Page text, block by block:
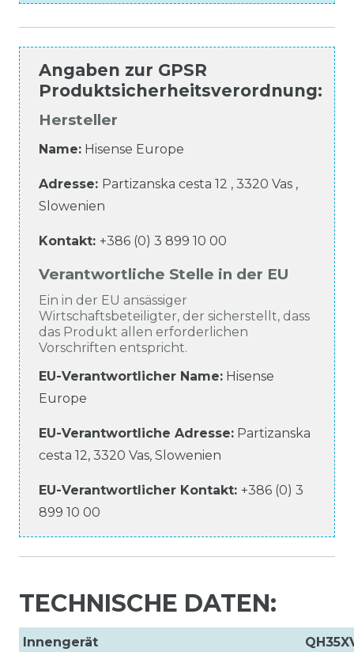
Angaben zur GPSR
Produktsicherheitsverordnung:
Hersteller
Name: Hisense Europe
Adresse: Partizanska cesta 12 , 3320 Vas ,
Slowenien
Kontakt: +386 (0) 3 899 10 00
Verantwortliche Stelle in der EU
Ein in der EU ansässiger
Wirtschaftsbeteiligter, der sicherstellt, dass
das Produkt allen erforderlichen
Vorschriften entspricht.
EU-Verantwortlicher Name: Hisense
Europe
EU-Verantwortliche Adresse: Partizanska
cesta 12, 3320 Vas, Slowenien
EU-Verantwortlicher Kontakt: +386 (0) 3
899 10 00
TECHNISCHE DATEN:
Innengerät